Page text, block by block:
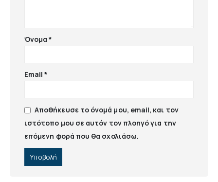
Όνομα*
Email*
Αποθήκευσε το όνομά μου, email, και τον
ιστότοπο μου σε αυτόν τον πλοηγό για την
επόμενη φορά που θα σχολιάσω.